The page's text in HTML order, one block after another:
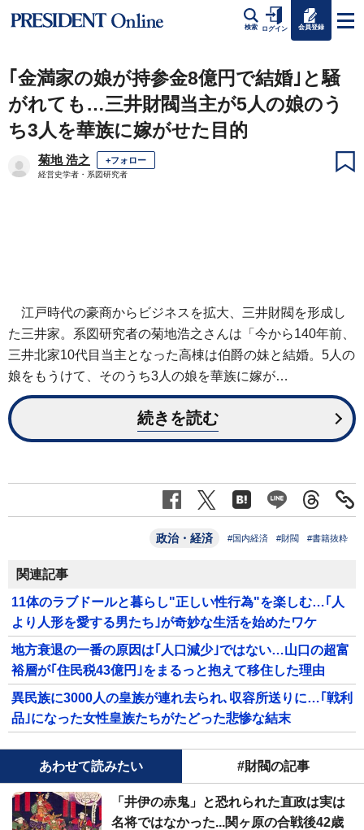
検索 ログイン 会員登録
｢金満家の娘が持参金8億円で結婚｣と騒
がれても…三井財閥当主が5人の娘のう
ち3人を華族に嫁がせた目的
菊地 浩之 +フォロー
経営史学者・系図研究者
江戸時代の豪商からビジネスを拡大、三井財閥を形成し
た三井家。系図研究者の菊地浩之さんは「今から140年前、
三井北家10代目当主となった高棟は伯爵の妹と結婚。5人の
娘をもうけて、そのうち3人の娘を華族に嫁が…
続きを読む
政治・経済 #国内経済 #財閥 #書籍抜粋
関連記事
11体のラブドールと暮らし"正しい性行為"を楽しむ…｢人
より人形を愛する男たち｣が奇妙な生活を始めたワケ
地方衰退の一番の原因は｢人口減少｣ではない…山口の超富
裕層が｢住民税43億円｣をまるっと抱えて移住した理由
異民族に3000人の皇族が連れ去られ､収容所送りに…｢戦利
品｣になった女性皇族たちがたどった悲惨な結末
あわせて読みたい #財閥の記事
「井伊の赤鬼」と恐れられた直政は実は
名将ではなかった...関ヶ原の合戦後42歳